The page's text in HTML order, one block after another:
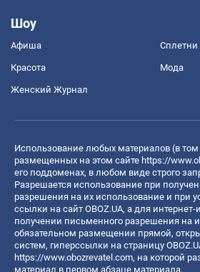
Шоу
Афиша Сплетни
Красота Мода
Женский Журнал
Использование любых материалов (в
размещенных на этом сайте https://
его поддоменах, в любом виде строго
Разрешается использование при
разрешения на их использование и при
ссылки на сайт OBOZ.UA, а для
получении письменного разрешения на
обязательном размещении прямой,
систем, гиперссылки на страницу
https://www.obozrevatel.com, на которой
материал в первом абзаце материала.